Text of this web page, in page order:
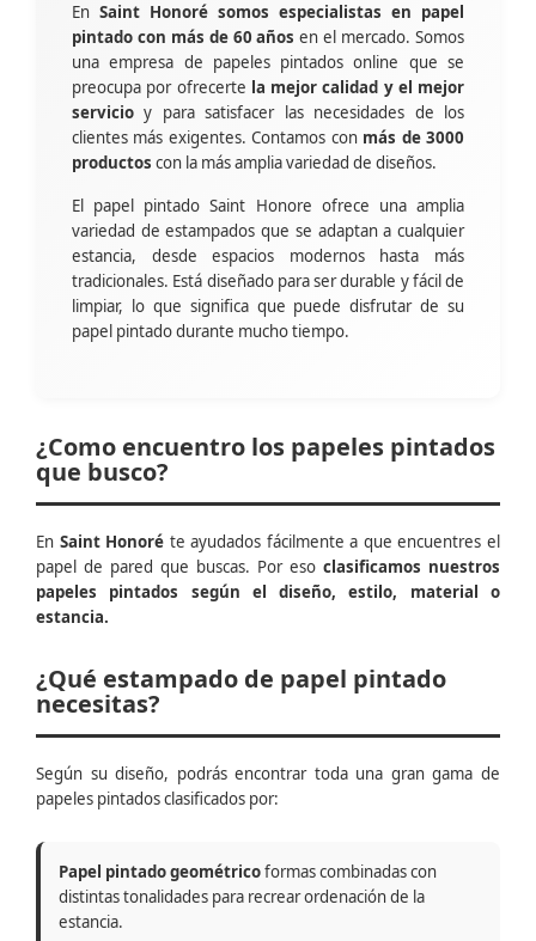
En Saint Honoré somos especialistas en papel
pintado con más de 60 años en el mercado. Somos
una empresa de papeles pintados online que se
preocupa por ofrecerte la mejor calidad y el mejor
servicio y para satisfacer las necesidades de los
clientes más exigentes. Contamos con más de 3000
productos con la más amplia variedad de diseños.
El papel pintado Saint Honore ofrece una amplia
variedad de estampados que se adaptan a cualquier
estancia, desde espacios modernos hasta más
tradicionales. Está diseñado para ser durable y fácil de
limpiar, lo que significa que puede disfrutar de su
papel pintado durante mucho tiempo.
¿Como encuentro los papeles pintados
que busco?
En Saint Honoré te ayudados fácilmente a que encuentres el
papel de pared que buscas. Por eso clasificamos nuestros
papeles pintados según el diseño, estilo, material o
estancia.
¿Qué estampado de papel pintado
necesitas?
Según su diseño, podrás encontrar toda una gran gama de
papeles pintados clasificados por:
Papel pintado geométricoformas combinadas con
distintas tonalidades para recrear ordenación de la
estancia.